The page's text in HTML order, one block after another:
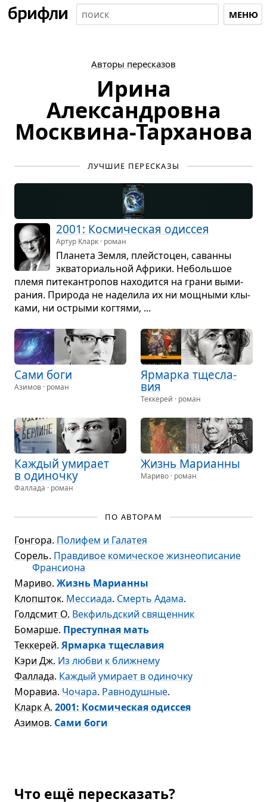
МЕНЮ
Авторы пересказов
Ирина
Александровна
Москвина-Тарханова
ЛУЧШИЕ ПЕРЕСКАЗЫ
2001: Кос­ми­че­ская одис­сея
Артур Кларк · роман
Пла­нета Земля, плей­сто­цен, саванны
эква­то­ри­аль­ной Африки. Неболь­шое
племя пите­кан­тро­пов нахо­дится на грани выми­
ра­ния. При­рода не наде­лила их ни мощ­ными клы­
ками, ни острыми ког­тями, ...
Сами боги
Азимов · роман
Ярмарка тще­сла­
вия
Теккерей · роман
Каж­дый уми­рает
в оди­ночку
Фаллада · роман
Жизнь Мари­анны
Мариво · роман
ПО АВТОРАМ
Гонгора. Полифем и Галатея
Сорель. Правдивое комическое жизнеописание
Франсиона
Мариво. Жизнь Марианны
Клопшток. Мессиада. Смерть Адама.
Голдсмит О. Векфильдский священник
Бомарше. Преступная мать
Теккерей. Ярмарка тщеславия
Кэри Дж. Из любви к ближнему
Фаллада. Каждый умирает в одиночку
Моравиа. Чочара. Равнодушные.
Кларк А. 2001: Космическая одиссея
Азимов. Сами боги
Что ещё пересказать?